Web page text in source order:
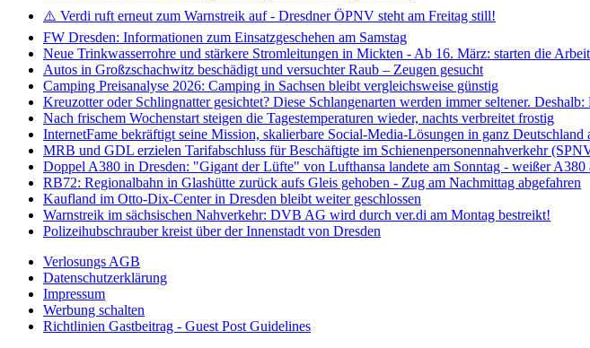
⚠️ Verdi ruft erneut zum Warnstreik auf - Dresdner ÖPNV steht am Freitag still!
FW Dresden: Informationen zum Einsatzgeschehen am Samstag
Neue Trinkwasserrohre und stärkere Stromleitungen in Mickten - Ab 16. März: starten die
Autos in Großzschachwitz beschädigt und versuchter Raub – Zeugen gesucht
Camping Preisanalyse 2026: Camping in Sachsen bleibt vergleichsweise günstig
Kreuzotter oder Schlingnatter gesichtet? Diese Schlangenarten werden immer seltener. Deshalb:
Nach frischem Wochenstart steigen die Tagestemperaturen wieder, nachts verbreitet frostig
InternetFame bekräftigt seine Mission, skalierbare Social-Media-Lösungen in ganz Deutschland
MRB und GDL erzielen Tarifabschluss für Beschäftigte im Schienenpersonennahverkehr
Doppel A380 in Dresden: "Gigant der Lüfte" von Lufthansa landete am Sonntag - weißer A380
RB72: Regionalbahn in Glashütte zurück aufs Gleis gehoben - Zug am Nachmittag abgefahren
Kaufland im Otto-Dix-Center in Dresden bleibt weiter geschlossen
Warnstreik im sächsischen Nahverkehr: DVB AG wird durch ver.di am Montag bestreikt!
Polizeihubschrauber kreist über der Innenstadt von Dresden
Verlosungs AGB
Datenschutzerklärung
Impressum
Werbung schalten
Richtlinien Gastbeitrag - Guest Post Guidelines